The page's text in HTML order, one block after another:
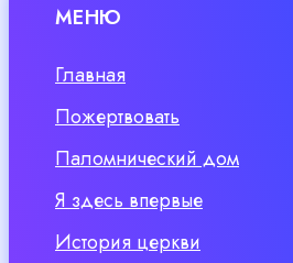
МЕНЮ
Главная
Пожертвовать
Паломнический дом
Я здесь впервые
История церкви